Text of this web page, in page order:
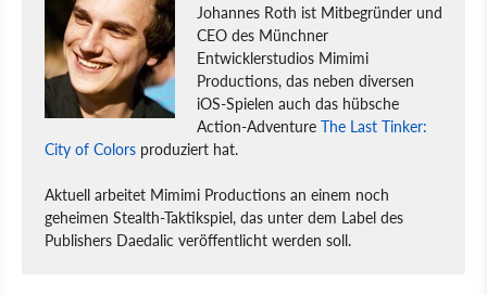
Johannes Roth ist Mitbegründer und
CEO des Münchner
Entwicklerstudios Mimimi
Productions, das neben diversen
iOS-Spielen auch das hübsche
Action-Adventure The Last Tinker:
City of Colors produziert hat.
Aktuell arbeitet Mimimi Productions an einem noch
geheimen Stealth-Taktikspiel, das unter dem Label des
Publishers Daedalic veröffentlicht werden soll.